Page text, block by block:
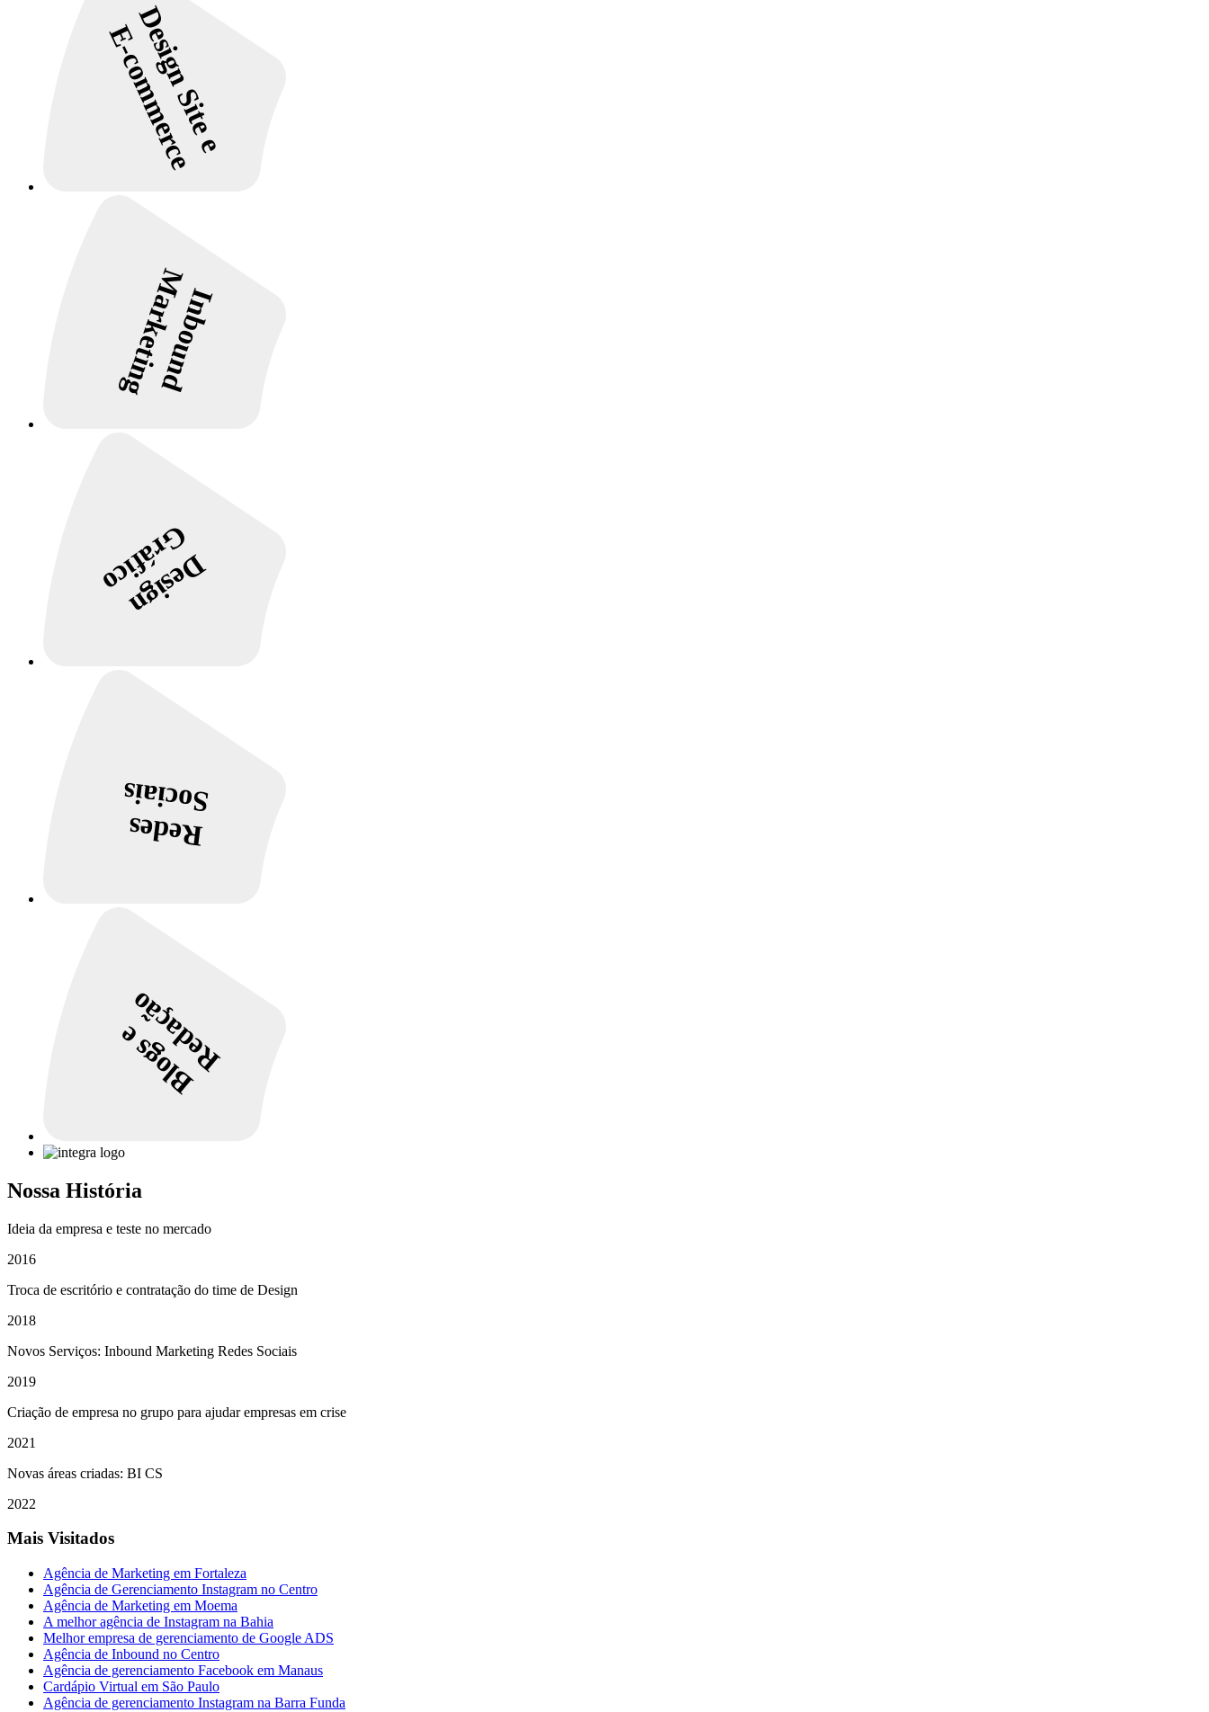
Design Site e
E-commerce
Inbound
Marketing
Design
Gráfico
Redes
Sociais
Blogs e
Redação
Nossa História
Ideia da empresa e teste no mercado
2016
Troca de escritório e contratação do time de Design
2018
Novos Serviços: Inbound Marketing Redes Sociais
2019
Criação de empresa no grupo para ajudar empresas em crise
2021
Novas áreas criadas: BI CS
2022
Mais Visitados
Agência de Marketing em Fortaleza
Agência de Gerenciamento Instagram no Centro
Agência de Marketing em Moema
A melhor agência de Instagram na Bahia
Melhor empresa de gerenciamento de Google ADS
Agência de Inbound no Centro
Agência de gerenciamento Facebook em Manaus
Cardápio Virtual em São Paulo
Agência de gerenciamento Instagram na Barra Funda